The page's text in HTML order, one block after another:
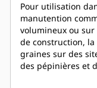
Pour utilisation
manutention
volumineux ou
de construction,
graines sur des
des pépinières et